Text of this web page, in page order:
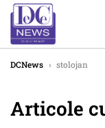
DCNews › stolojan
Articole